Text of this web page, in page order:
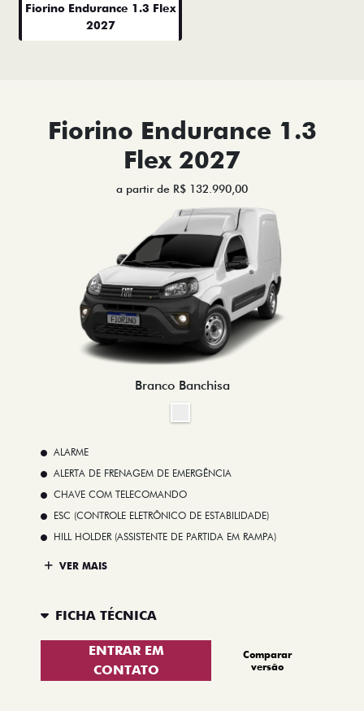
Fiorino Endurance 1.3 Flex
2027
Fiorino Endurance 1.3
Flex 2027
a partir de R$ 132.990,00
Branco Banchisa
ALARME
ALERTA DE FRENAGEM DE EMERGÊNCIA
CHAVE COM TELECOMANDO
ESC (CONTROLE ELETRÔNICO DE ESTABILIDADE)
HILL HOLDER (ASSISTENTE DE PARTIDA EM RAMPA)
VER MAIS
FICHA TÉCNICA
ENTRAR EM
CONTATO
Comparar
versão